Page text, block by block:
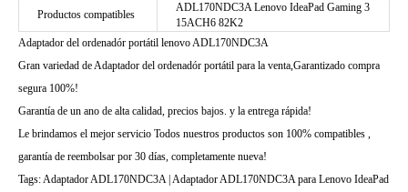
Productos compatibles
ADL170NDC3A Lenovo IdeaPad Gaming 3
15ACH6 82K2
Adaptador del ordenadór portátil lenovo ADL170NDC3A
Gran variedad de Adaptador del ordenadór portátil para la venta,Garantizado compra
segura 100%!
Garantía de un ano de alta calidad, precios bajos. y la entrega rápida!
Le brindamos el mejor servicio Todos nuestros productos son 100% compatibles ,
garantía de reembolsar por 30 días, completamente nueva!
Tags: Adaptador ADL170NDC3A | Adaptador ADL170NDC3A para Lenovo IdeaPad